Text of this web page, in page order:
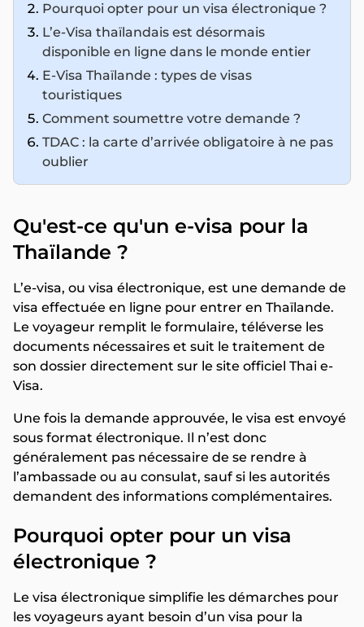
Pourquoi opter pour un visa électronique ?
L’e-Visa thaïlandais est désormais
disponible en ligne dans le monde entier
E-Visa Thaïlande : types de visas
touristiques
Comment soumettre votre demande ?
TDAC : la carte d’arrivée obligatoire à ne pas
oublier
Qu'est-ce qu'un e-visa pour la
Thaïlande ?
L’e-visa, ou visa électronique, est une demande de
visa effectuée en ligne pour entrer en Thaïlande.
Le voyageur remplit le formulaire, téléverse les
documents nécessaires et suit le traitement de
son dossier directement sur le site officiel Thai e-
Visa.
Une fois la demande approuvée, le visa est envoyé
sous format électronique. Il n’est donc
généralement pas nécessaire de se rendre à
l’ambassade ou au consulat, sauf si les autorités
demandent des informations complémentaires.
Pourquoi opter pour un visa
électronique ?
Le visa électronique simplifie les démarches pour
les voyageurs ayant besoin d’un visa pour la